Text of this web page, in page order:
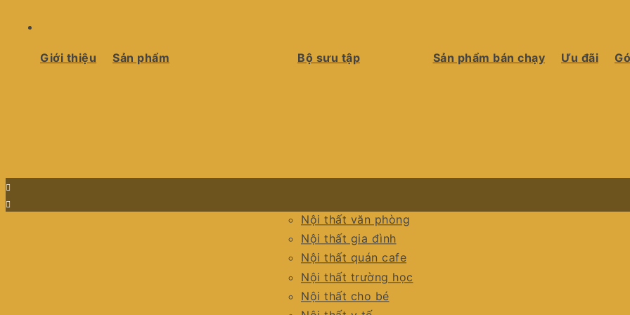
Giới thiệu Sản phẩm Bộ sưu tập
Nội thất văn phòng
Nội thất gia đình
Nội thất quán cafe
Nội thất trường học
Nội thất cho bé
Sản phẩm bán chạy Ưu đãi